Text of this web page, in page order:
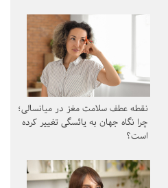
نقطه عطف سلامت مغز در میانسالی؛
چرا نگاه جهان به یائسگی تغییر کرده
است؟